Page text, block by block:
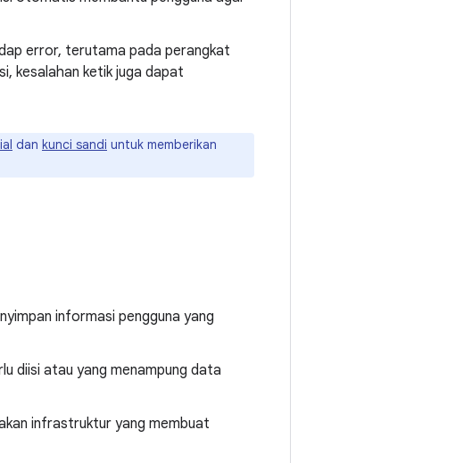
error, terutama pada perangkat
kesalahan ketik juga dapat
dan kunci sandi untuk memberikan
informasi pengguna yang
diisi atau yang menampung data
infrastruktur yang membuat